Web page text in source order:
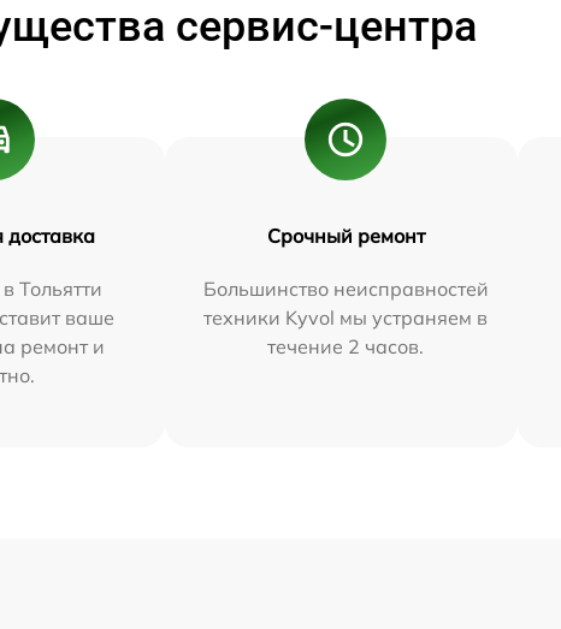
сервис-центра
доставка
Тольятти
ваше
ремонт и
Срочный ремонт
Большинство неисправностей
техники Kyvol мы устраняем в
течение 2 часов.